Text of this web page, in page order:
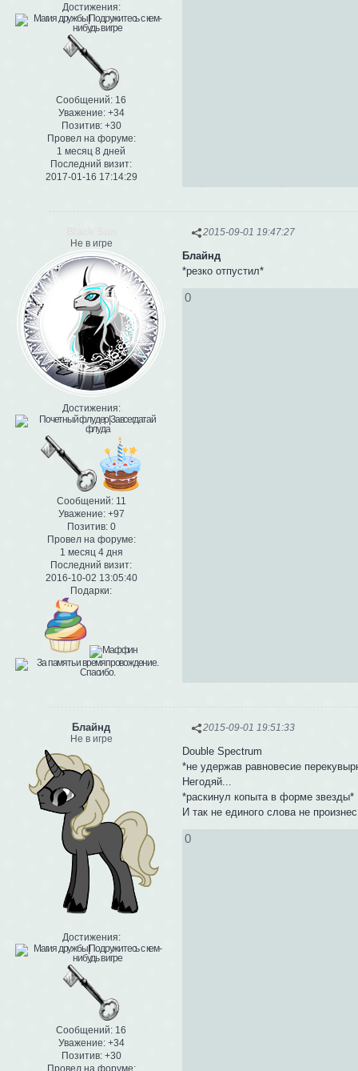
Достижения:
Сообщений: 16
Уважение: +34
Позитив: +30
Провел на форуме:
1 месяц 8 дней
Последний визит:
2017-01-16 17:14:29
2015-09-01 19:47:27
Не в игре
Достижения:
Сообщений:11
Уважение: +97
Позитив: 0
Провел на форуме:
1 месяц 4 дня
Последний визит:
2016-10-02 13:05:40
Подарки:
Блайнд
*резко отпустил*
0
2015-09-01 19:51:33
Блайнд
Не в игре
Достижения:
Сообщений: 16
Уважение: +34
Позитив: +30
Double Spectrum
*не удержав равновесие
Негодяй...
*раскинул копыта в форме звезды*
И так не единого слова не
0